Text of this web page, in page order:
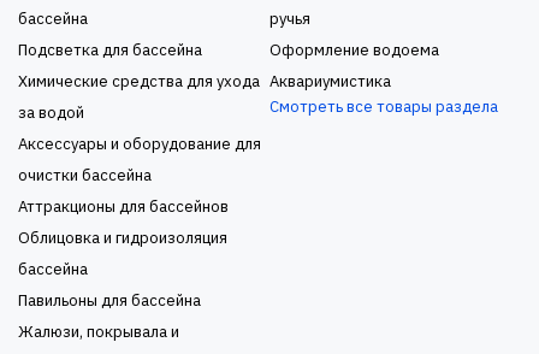
бассейна
Подсветка для бассейна
Химические средства для ухода
за водой
Аксессуары и оборудование для
очистки бассейна
Аттракционы для бассейнов
Облицовка и гидроизоляция
бассейна
Павильоны для бассейна
Жалюзи, покрывала и
ручья
Оформление водоема
Аквариумистика
Смотреть все товары раздела